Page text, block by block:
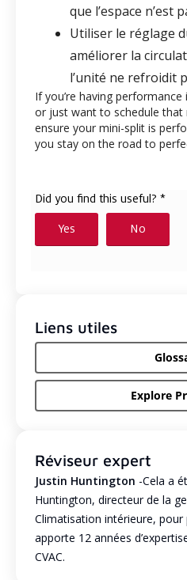
que l’espace n’est
Utiliser le réglage
améliorer la
l’unité ne refroidit
If you’re having
or just want to schedule that
ensure your mini-split is
you stay on the road to
Liens utiles
Explore
Réviseur expert
Justin Huntington -Cela a
Huntington, directeur de la
Climatisation intérieure, pour
apporte 12 années
CVAC.